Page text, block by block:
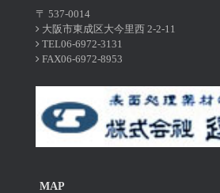
〒 537-0014
大阪市東成区大今里西 2-2-11
TEL06-6972-3131
FAX06-6972-8953
MAP